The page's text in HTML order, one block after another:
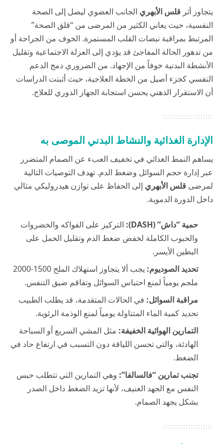
يتجاوز أثر قلس الأبهري الجانب العضوي ليصل إلى الصحة
النفسية، حيث يعاني الكثير من المرضى من “قلق الصحة”
المرتبط بمراقبة نبضات القلب المستمرة. الخوف من الجراحة أو
من تدهور الحالة المفاجئ قد يؤدي إلى العزلة الاجتماعية وتقليل
الأنشطة البدنية خوفاً من الإجهاد. من الضروري دمج الدعم
النفسي كجزء أصيل من الخطة العلاجية، حيث أثبتت الدراسات
أن الاستقرار الذهني يحسن استجابة الجهاز الدوري للعلاج.
الإدارة الغذائية والنشاط البدني الموصى به
يساهم النمط الغذائي في تخفيف العبء عن الصمام المتضرر
عبر إدارة حجم السوائل وضغط الدم. تهدف التوصيات التالية
لمرضى قلس الأبهري إلى الحفاظ على توازن هيدروليكي مثالي
داخل الدورة الدموية.
حمية “داش” (DASH):
التركيز على الفواكه والخضروات
والحبوب الكاملة لخفض ضغط الدم وتقليل الحمل على
البطين الأيسر.
تحديد الصوديوم:
يجب ألا يتجاوز استهلاك الملح 1500-2000
ملجم يومياً لمنع احتباس السوائل وتفاقم ضيق التنفس.
مراقبة السوائل: في الحالات المتقدمة، قد يطلب الطبيب
تحديد كمية الماء المتناولة يومياً لمنع الوذمة الرئوية.
التمارين الهوائية الخفيفة: مثل المشي السريع أو السباحة
الهادئة، والتي تحسن اللياقة دون التسبب في ارتفاع حاد في
الضغط.
تجنب تمارين “فالسالفا”: وهي التمارين التي تتطلب حبس
النفس مع الجهد العنيف، لأنها تزيد الضغط داخل الصدر
بشكل يجهد الصمام.